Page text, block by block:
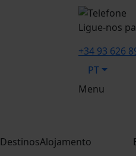
Ligue-nos
+34 93 626
PT
Menu
DestinosAlojamento